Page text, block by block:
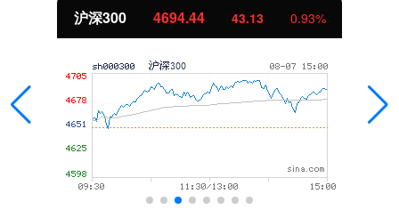
沪深300 4694.44 43.13 0.93%